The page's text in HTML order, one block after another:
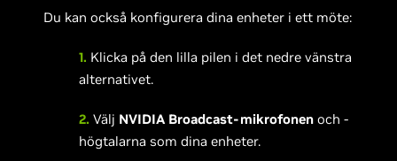
Du kan också konfigurera dina enheter i ett möte:
1. Klicka på den lilla pilen i det nedre vänstra
alternativet.
2.Välj NVIDIA Broadcast-mikrofonen och -
högtalarna som dina enheter.